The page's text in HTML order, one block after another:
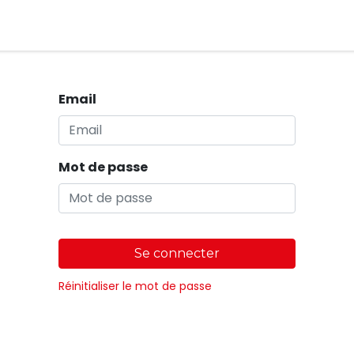
Email
Mot de passe
Se connecter
Réinitialiser le mot de passe